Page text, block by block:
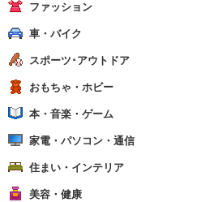
ファッション
車・バイク
スポーツ･アウトドア
おもちゃ・ホビー
本・音楽・ゲーム
家電・パソコン・通信
住まい・インテリア
美容・健康